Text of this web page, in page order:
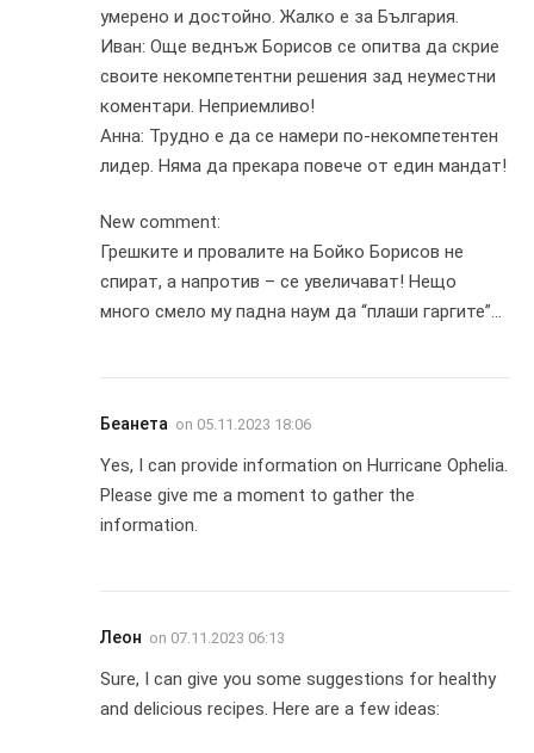
умерено и достойно. Жалко е за България.
Иван: Още веднъж Борисов се опитва да скрие
своите некомпетентни решения зад неуместни
коментари. Неприемливо!
Анна: Трудно е да се намери по-некомпетентен
лидер. Няма да прекара повече от един мандат!
New comment:
Грешките и провалите на Бойко Борисов не
спират, а напротив – се увеличават! Нещо
много смело му падна наум да “плаши гаргите”…
Беанета on 05.11.2023 18:06
Yes, I can provide information on Hurricane Ophelia.
Please give me a moment to gather the
information.
Леон on 07.11.2023 06:13
Sure, I can give you some suggestions for healthy
and delicious recipes. Here are a few ideas: